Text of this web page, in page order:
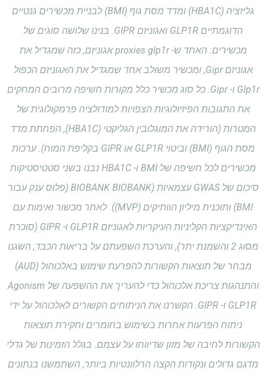
גליזציה (HBA1C) ומדד מסת גוף (BMI) לבניית מכשירים גנטיים
הדוגמתיים GLP1R ואגוניזם GIPR. בנינו שלושה סוגים של
מכשירים: האחד ש- proxies glp1r אגוניזם, כזה שמגדיל את
אגוניזם Gipr, ומכשיר משולב אחד שמגדיל את האגוניזם הכפול
Glp1r ו- Gipr. כל סוג מכשיר כלל מקורות חשיפה מרובים המחקים
את התגובות הפיזיולוגיות הצפויות למודולציה פרמקולוגית של
המטרות (הורידה את המוגלובין הגליקטי (HBA1C), הפחתת מדד
מסת הגוף (BMI) וביטוי GLP1R או GIPR בקליפת המוח). ערכות
מכשירים לכל חשיפה של BMI ו- HBA1C נבנו בשני סטטיסטיקות
סיכום של GWAS עצמאיות (BIOBANK BIOBANK (פלוס ענק עבור
BMI) ותוכנית מיליון הוותיקים (MVP)). לאחר מכשור ואימות עם
האינדיקציות הקליניות העיקריות לאגוניזם GLP1R ו- GIPR (סוכרת
מסוג 2 והשמנת יתר), והערכת השפעתם על בריאות הכבד, השגנו
מבחר של תוצאות הקשורות להפרעת שימוש באלכוהול (AUD)
והתנהגות צריכת אלכוהול כדי להעריך את ההשפעה של Agonism
GLP1R ו- GIPR. הקשרנו את הניתוחים הקשורים לאלכוהול על ידי
ניתוח הפרעות אחרות בשימוש בחומרים וחקירת תוצאות
הקשורות לחיבה של מזון שדיווחו על עצמם. בגלל הזמינות של גדלי
מדגם גדולים ונקודות הקצה הרלוונטיות ביותר, השתמשנו בנתונים